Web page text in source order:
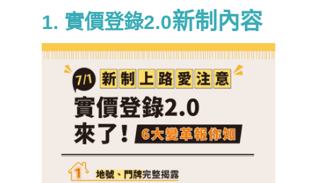
1. 實價登錄2.0新制內容